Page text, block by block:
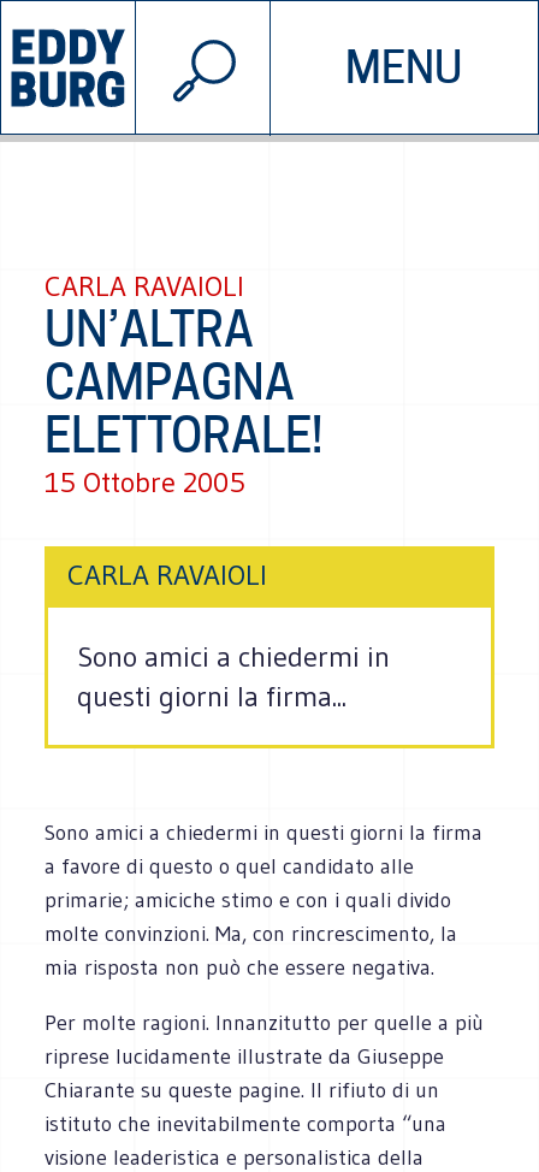
MENU
INIZIATIVE CHI SIAMO
© 2026 EDDYBURG
CARLA RAVAIOLI
UN’ALTRA
CAMPAGNA
ELETTORALE!
15 Ottobre 2005
CARLA RAVAIOLI
Sono amici a chiedermi in
questi giorni la firma...
Sono amici a chiedermi in questi giorni la firma
a favore di questo o quel candidato alle
primarie; amiciche stimo e con i quali divido
molte convinzioni. Ma, con rincrescimento, la
mia risposta non può che essere negativa.
Per molte ragioni. Innanzitutto per quelle a più
riprese lucidamente illustrate da Giuseppe
Chiarante su queste pagine. Il rifiuto di un
istituto che inevitabilmente comporta “una
visione leaderistica e personalistica della